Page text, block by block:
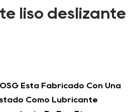
liso deslizante
Está Fabricado Con Una
Como Lubricante